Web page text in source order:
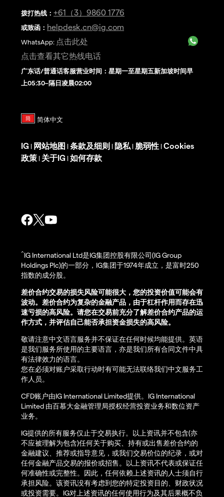
拨打热线 ： +61（3）9860 1776
或致函： helpdesk.cn@ig.com
WhatsApp: 点击此处
点击查看其它热线电话
广东话/普通话客服营业时间：星期一至星期五新加坡时间早
上05:30–隔日凌晨02:00
IG | 网站地图 | 条款及细则 | 隐私 | 脆弱性 | Cookies
政策 | 关于IG | 如何存款
^IG International Ltd是IG集团控股有限公司(IG Group
Holdings Plc)的一部分，IG集团于1974年成立，是富时250
指数的成分股。
差价合约交易的损失风险可能很大，您的投资价值可能会有
波动。差价合约为复杂的金融产品，由于杠杆作用而存在迅
速亏损的高风险。请您在交易前充分了解差价合约产品的运
作方式，并评估自己能否承担资金损失的高风险。
敬请注意中文语言服务并不保证在任何时候均能提供。英语
是我们服务所使用的主要语言，亦是我们所有合同文件中具
有法律效力的语言。
您在必须对账户采取行动时有可能无法联络我们中文服务工
作人员。
CFD账户由IG International Limited提供。IG International
Limited 由百慕大金融管理局授权经营投资业务和数位资产
业务。
IG提供的所有服务仅止于交易执行。以上资讯并不包含(亦
不应被理解为包含)任何关于购买、持有或出售差价合约的
金融建议、推荐或指导意见，或我们交易价位的纪录，或对
任何金融产品交易的报价或招售。以上资讯不代表或保证任
何准确性或完整性。因此，任何依赖上述资讯的人士须自行
承担风险。该资讯没有考虑到您的特定投资目的、财政状况
或投资需要。IG对上述资讯的任何使用行为及其后果概不负